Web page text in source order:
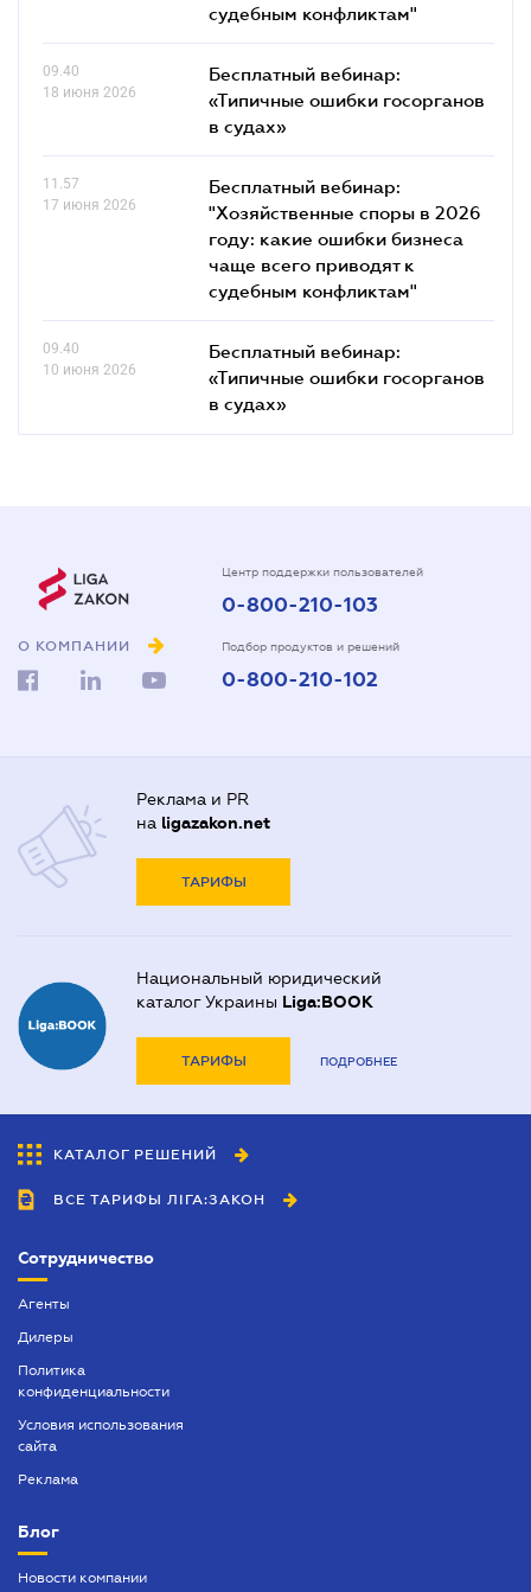
судебным конфликтам"
09.40
18 июня 2026
Бесплатный вебинар:
«Типичные ошибки госорганов
в судах»
11.57
17 июня 2026
Бесплатный вебинар:
"Хозяйственные споры в 2026
году: какие ошибки бизнеса
чаще всего приводят к
судебным конфликтам"
09.40
10 июня 2026
Бесплатный вебинар:
«Типичные ошибки госорганов
в судах»
О КОМПАНИИ
Центр поддержки пользователей
0-800-210-103
Подбор продуктов и решений
0-800-210-102
Реклама и PR
на ligazakon.net
ТАРИФЫ
Национальный юридический
каталог Украины Liga:BOOK
ТАРИФЫ ПОДРОБНЕЕ
КАТАЛОГ РЕШЕНИЙ
ВСЕ ТАРИФЫ ЛІГА:ЗАКОН
Сотрудничество
Агенты
Дилеры
Политика
конфиденциальности
Условия использования
сайта
Реклама
Блог
Новости компании